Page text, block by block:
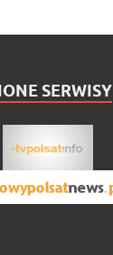
SERWISY